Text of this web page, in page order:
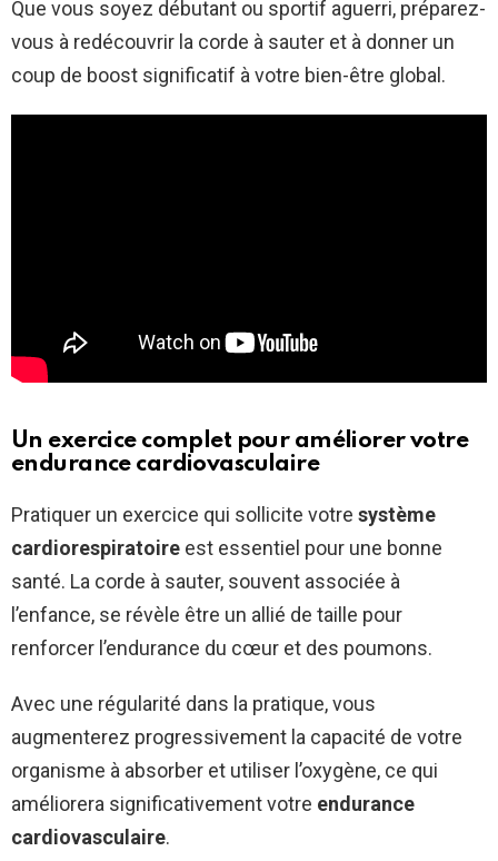
Que vous soyez débutant ou sportif aguerri, préparez-
vous à redécouvrir la corde à sauter et à donner un
coup de boost significatif à votre bien-être global.
Un exercice complet pour améliorer votre
endurance cardiovasculaire
Pratiquer un exercice qui sollicite votre système
cardiorespiratoire est essentiel pour une bonne
santé. La corde à sauter, souvent associée à
l’enfance, se révèle être un allié de taille pour
renforcer l’endurance du cœur et des poumons.
Avec une régularité dans la pratique, vous
augmenterez progressivement la capacité de votre
organisme à absorber et utiliser l’oxygène, ce qui
améliorera significativement votre endurance
cardiovasculaire.